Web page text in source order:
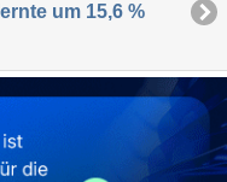
um 15,6 %